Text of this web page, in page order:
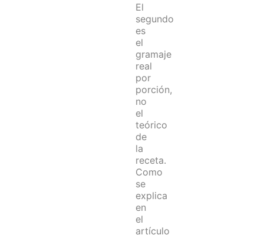
El
segundo
es
el
gramaje
real
por
porción,
no
el
teórico
de
la
receta.
Como
se
explica
en
el
artículo